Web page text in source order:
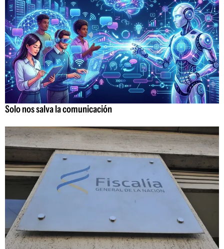
Solo nos salva la comunicación